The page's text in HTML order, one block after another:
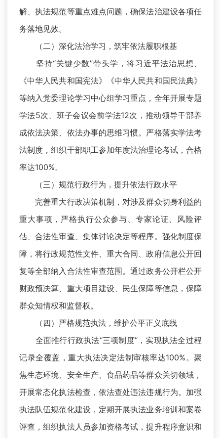
解、执法规范等重点难点问题，确保法治建设各项任
务落地见效。
（二）深化法治学习，筑牢依法履职根基
坚持“关键少数”带头学，将习近平法治思想、
《中华人民共和国宪法》《中华人民共和国民法典》
等纳入党委理论学习中心组学习重点，全年开展专题
学法5次、班子会议会前学法12次，推动领导干部养
成依法决策、依法办事的思维习惯。严格落实学法考
法制度，组织干部职工参加年度法治理论考试，合格
率达100%。
（三）规范行政行为，提升依法行政水平
完善重大行政决策机制，对涉及群众切身利益的
重大事项，严格执行公众参与、专家论证、风险评
估、合法性审查、集体讨论决定等程序。强化制度保
障，将行政规范性文件、重大合同、政府信息公开回
复等全部纳入合法性审查范围。通过政务公开栏公开
财政预决算、重大项目建设、民生保障等信息，保障
群众知情权和监督权。
（四）严格规范执法，维护公平正义底线
全面推行行政执法“三项制度”，实现执法全过程
记录全覆盖，重大执法决定法制审核率达100%。聚
焦生态环境、安全生产、食品药品等群众关切领域，
开展常态化执法检查，依法查处违法违规行为。加强
执法队伍规范化建设，定期开展执法业务培训和案卷
评查，组织执法人员参加资格考试，提升程序意识和